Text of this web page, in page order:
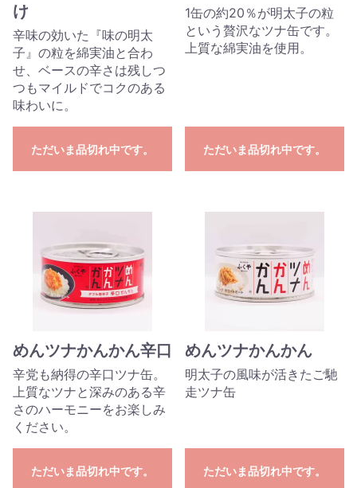
け
辛味の効いた『味の明太
子』の粒を綿実油と合わ
せ、ベースの辛さは残しつ
つもマイルドでコクのある
味わいに。
ただいま品切れ中です。
1缶の約20％が明太子の粒
という贅沢なツナ缶です。
上質な綿実油を使用。
ただいま品切れ中です。
めんツナかんかん辛口
辛党も納得の辛口ツナ缶。
上質なツナと深みのある辛
さのハーモニーをお楽しみ
ください。
ただいま品切れ中です。
めんツナかんかん
明太子の風味が活きたご馳
走ツナ缶
ただいま品切れ中です。